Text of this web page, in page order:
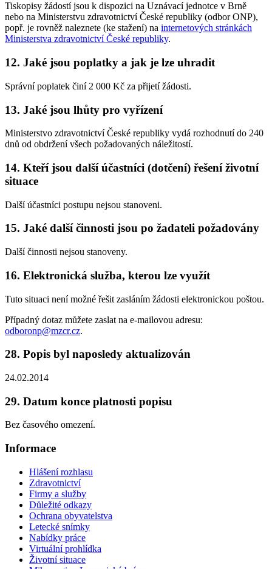
Tiskopisy žádostí jsou k dispozici na Uznávací jednotce v Brně
nebo na Ministerstvu zdravotnictví České republiky (odbor ONP),
popř. je rovněž naleznete (ke stažení) na internetových stránkách
Ministerstva zdravotnictví České republiky.
12. Jaké jsou poplatky a jak je lze uhradit
Správní poplatek činí 2 000 Kč za přijetí žádosti.
13. Jaké jsou lhůty pro vyřízení
Ministerstvo zdravotnictví České republiky vydá rozhodnutí do 240
dnů od obdržení všech požadovaných náležitostí.
14. Kteří jsou další účastníci (dotčení) řešení životní
situace
Další účastníci postupu nejsou stanoveni.
15. Jaké další činnosti jsou po žadateli požadovány
Další činnosti nejsou stanoveny.
16. Elektronická služba, kterou lze využít
Tuto situaci není možné řešit zasláním žádosti elektronickou poštou.
Případný dotaz můžete zaslat na e-mailovou adresu:
odboronp@mzcr.cz.
28. Popis byl naposledy aktualizován
24.02.2014
29. Datum konce platnosti popisu
Bez časového omezení.
Informace
Hlášení rozhlasu
Zdravotnictví
Firmy a služby
Důležité odkazy
Ochrana obyvatelstva
Letecké snímky
Nabídky práce
Virtuální prohlídka
Životní situace